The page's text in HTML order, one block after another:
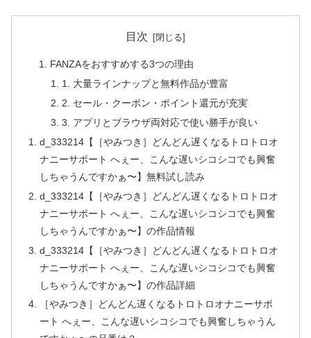
目次
FANZAをおすすめする3つの理由
1. 大量ラインナップと無料作品が豊富
2. セール・クーポン・ポイント還元が充実
3. アプリとブラウザ両対応で使い勝手が良い
d_333214【［やみつき］どんどん遅くなるトロトロオ
ナニーサポート へぇー、こんな遅いシコシコでも興奮
しちゃうんですかぁ〜】無料試し読み
d_333214【［やみつき］どんどん遅くなるトロトロオ
ナニーサポート へぇー、こんな遅いシコシコでも興奮
しちゃうんですかぁ〜】の作品情報
d_333214【［やみつき］どんどん遅くなるトロトロオ
ナニーサポート へぇー、こんな遅いシコシコでも興奮
しちゃうんですかぁ〜】の作品詳細
［やみつき］どんどん遅くなるトロトロオナニーサポ
ート へぇー、こんな遅いシコシコでも興奮しちゃうん